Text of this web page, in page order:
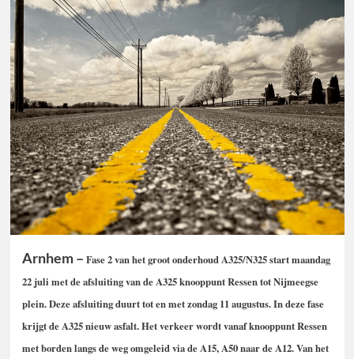
Arnhem – Fase 2 van het groot onderhoud A325/N325 start maandag
22 juli met de afsluitingvan de A325 knooppunt Ressen tot Nijmeegse
plein. Deze afsluiting duurt tot en met zondag 11 augustus. In deze fase
krijgt de A325 nieuw asfalt. Het verkeer wordt vanaf knooppunt Ressen
met borden langs de weg omgeleid via de A15, A50 naar de A12. Van het